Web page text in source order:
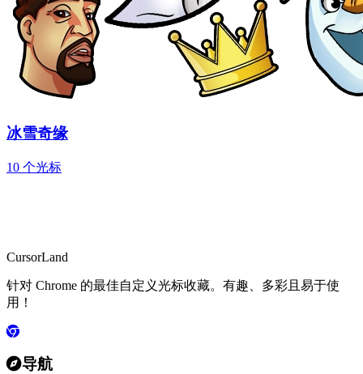
冰雪奇缘
10 个光标
CursorLand
针对 Chrome 的最佳自定义光标收藏。有趣、多彩且易于使
用！
导航